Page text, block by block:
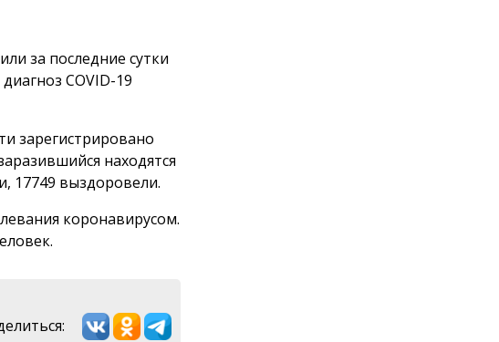
за последние сутки
COVID-19
зарегистрировано
находятся
17749 выздоровели.
коронавирусом.